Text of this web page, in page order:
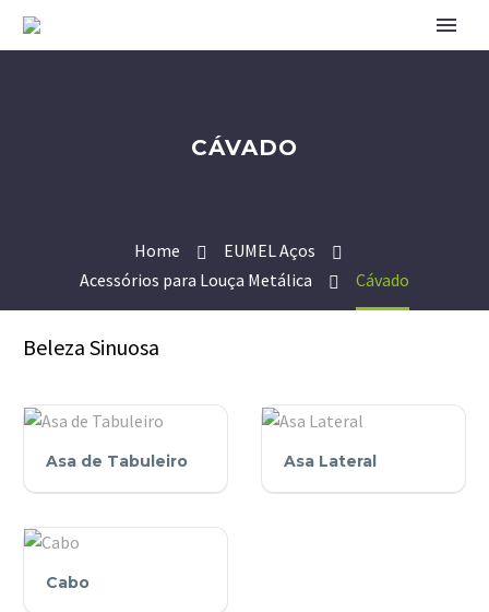
CÁVADO
Home
EUMEL Aços
Acessórios para Louça Metálica
Cávado
Beleza Sinuosa
Tabuleiro
Asa de Tabuleiro
Lateral
Asa Lateral
Cabo